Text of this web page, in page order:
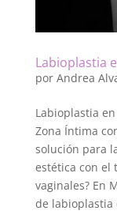
Labioplastia
por Andrea
Labioplastia
Zona Íntima
solución para
estética con el
vaginales? En
de labioplastia